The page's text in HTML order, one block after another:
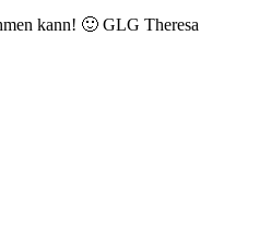
kann! 🙂 GLG Theresa